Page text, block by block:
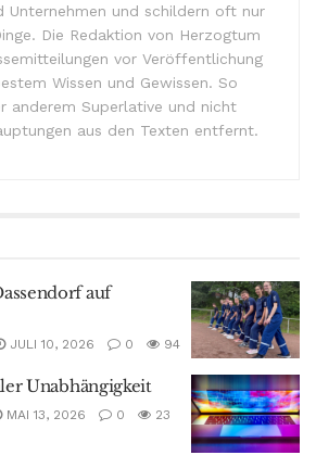
Unternehmen und schildern oft nur
Die Redaktion von Herzogtum
vor Veröffentlichung
Wissen und Gewissen. So
anderem Superlative und nicht
aus den Texten entfernt.
auf
JULI 10, 2026 0 94
Unabhängigkeit
MAI 13, 2026 0 23